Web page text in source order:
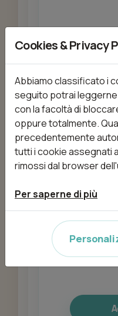
da 0,00 €
da 0,00 €
Cookies & Privacy
Abbiamo classificato i
seguito potrai
con la facoltà di
oppure totalmente.
precedentemente
tutti i cookie assegnati
rimossi dal browser
Per saperne di più